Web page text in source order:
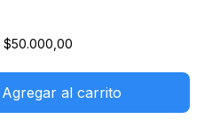
$50.000,00